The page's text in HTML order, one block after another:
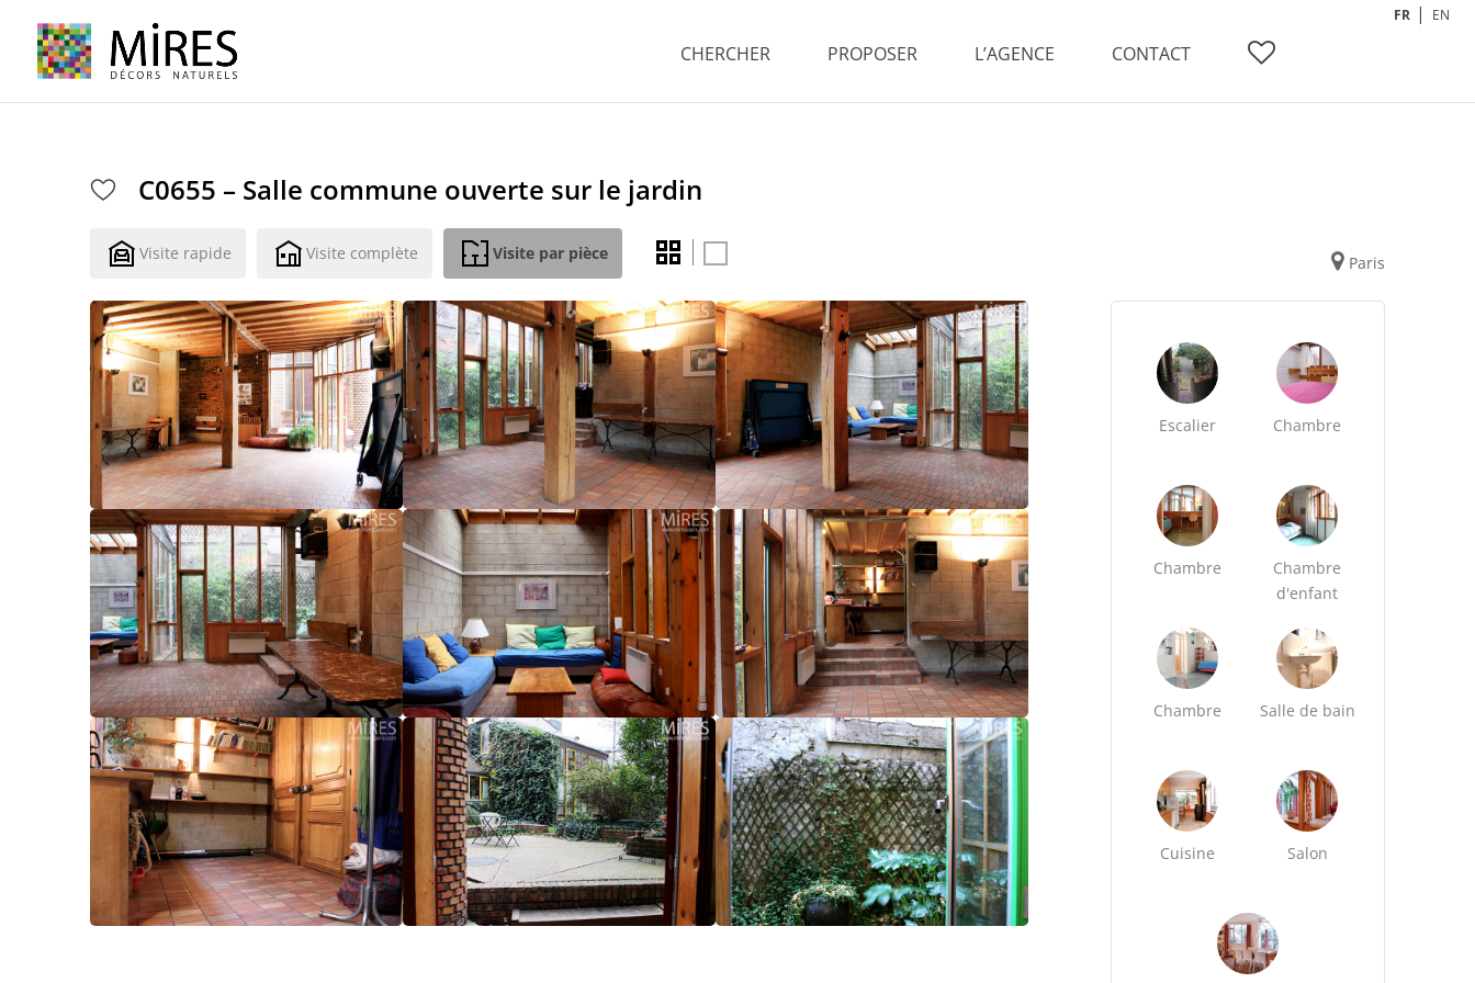
CHERCHER PROPOSER L’AGENCE CONTACT
FR EN
C0655 – Salle commune ouverte sur le jardin
Visite rapide Visite complète Visite par pièce Paris
Escalier Chambre
Chambre
Chambre
d'enfant
Chambre Salle de bain
Cuisine Salon